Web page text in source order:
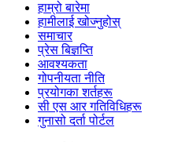
हाम्रो बारेमा
हामीलाई खोज्नुहोस्
समाचार
प्रेस बिज्ञप्ति
आवश्यकता
गोपनीयता नीति
प्रयोगका शर्तहरू
सी एस आर गतिविधिहरू
गुनासो दर्ता पोर्टल